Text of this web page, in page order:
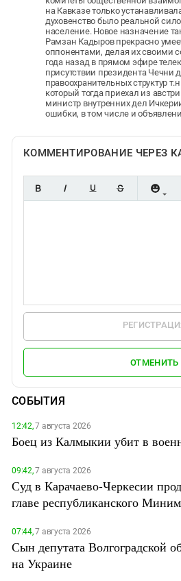
на Кавказе только
духовенство было реальной
население. Новое назначение
Рамзан Кадыров прекрасно
оппонентами, делая их своими
года назад в прямом эфире
присутствии президента Чечни
правоохранительных структур
который тогда приехал из
министр внутренних дел
ошибки, в том числе и
КОММЕНТИРОВАНИЕ ЧЕРЕЗ
ОТМЕНИТЬ
СОБЫТИЯ
12:42,7 августа 2026
Боец из Калмыкии убит в
09:42,7 августа 2026
Суд в Карачаево-Черкесии
главе республиканского
07:44,7 августа 2026
Сын депутата Волгоградской
на Украине